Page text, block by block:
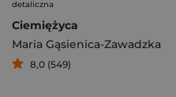
detaliczna
Ciemiężyca
Maria Gąsienica-Zawadzka
8,0 (549)